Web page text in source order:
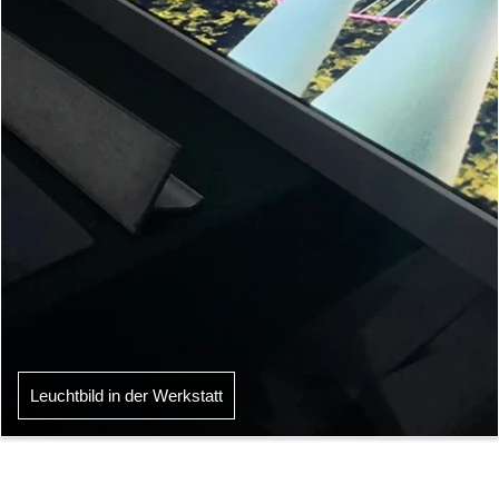
Leuchtbild in der Werkstatt